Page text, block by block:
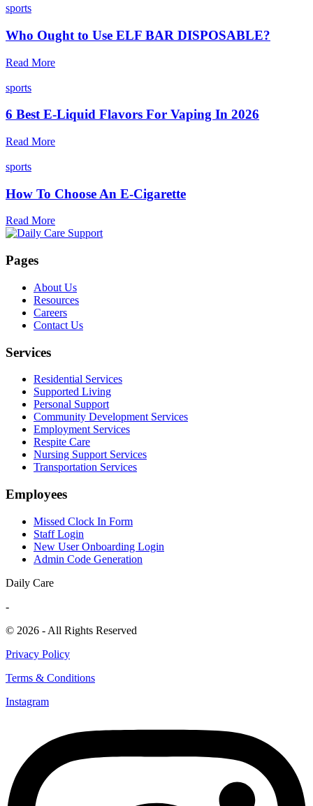
sports
Who Ought to Use ELF BAR DISPOSABLE?
Read More
sports
6 Best E-Liquid Flavors For Vaping In 2026
Read More
sports
How To Choose An E-Cigarette
Read More
Pages
About Us
Resources
Careers
Contact Us
Services
Residential Services
Supported Living
Personal Support
Community Development Services
Employment Services
Respite Care
Nursing Support Services
Transportation Services
Employees
Missed Clock In Form
Staff Login
New User Onboarding Login
Admin Code Generation
Daily Care
-
© 2026 - All Rights Reserved
Privacy Policy
Terms & Conditions
Instagram